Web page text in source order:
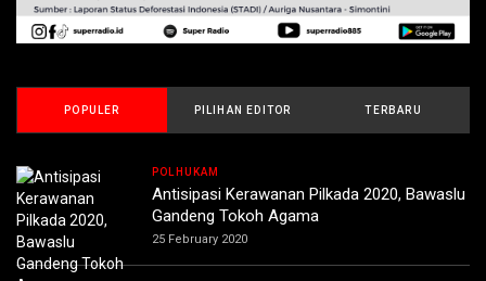
POPULER PILIHAN EDITOR TERBARU
POLHUKAM
Antisipasi Kerawanan Pilkada 2020, Bawaslu
Gandeng Tokoh Agama
25 February 2020